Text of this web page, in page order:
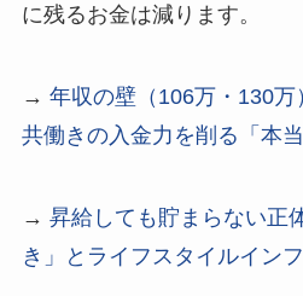
に残るお金は減ります。
→ 年収の壁（106万・130万
共働きの入金力を削る「本
→ 昇給しても貯まらない正
き」とライフスタイルイン